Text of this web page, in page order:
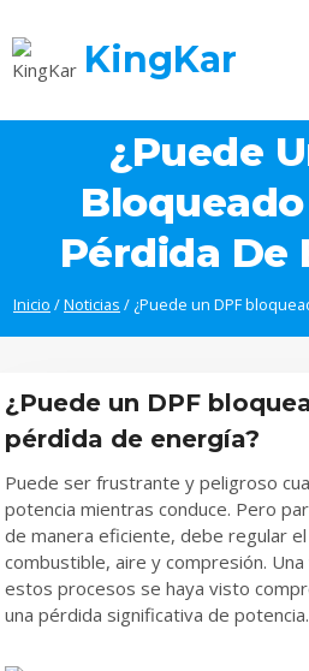
contenido KingKar
¿Puede
Pérdida De
Inicio /Noticias / ¿Puede un DPF
¿Puede un DPF
pérdida de energía?
Puede ser frustrante y peligroso
potencia mientras conduce. Pero
de manera eficiente, debe regular
combustible, aire y compresión.
estos procesos se haya visto
una pérdida significativa de potencia.